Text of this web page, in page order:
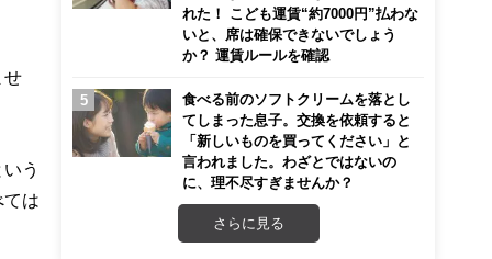
せ
う
ては
れた！ こども運賃“約7000円”払わな
いと、席は確保できないでしょう
か？ 運賃ルールを確認
食べる前のソフトクリームを落とし
てしまった息子。交換を依頼すると
「新しいものを買ってください」と
言われました。わざとではないの
に、理不尽すぎませんか？
さらに見る